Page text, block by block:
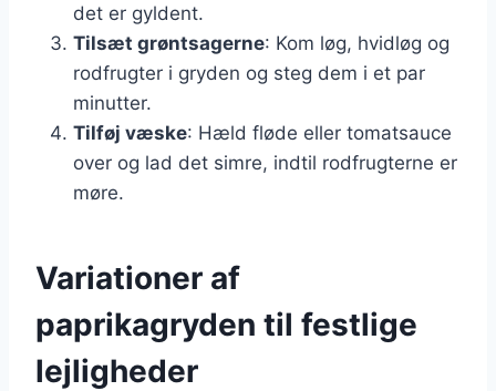
det er gyldent.
Tilsæt grøntsagerne: Kom løg, hvidløg og
rodfrugter i gryden og steg dem i et par
minutter.
Tilføj væske: Hæld fløde eller tomatsauce
over og lad det simre, indtil rodfrugterne er
møre.
Variationer af
paprikagryden til festlige
lejligheder